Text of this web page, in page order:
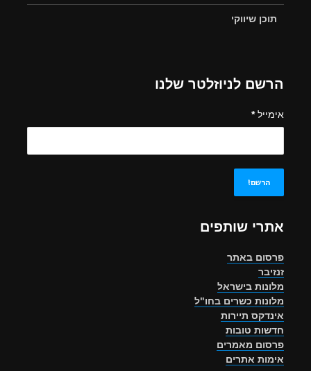
תוכן שיווקי
הרשם לניוזלטר שלנו
אימייל*
אתרי שותפים
פרסום באתר
זנזיבר
מלונות בישראל
מלונות כשרים בחו"ל
אינדקס תיירות
חדשות טובות
פרסום מאמרים
אימות אתרים